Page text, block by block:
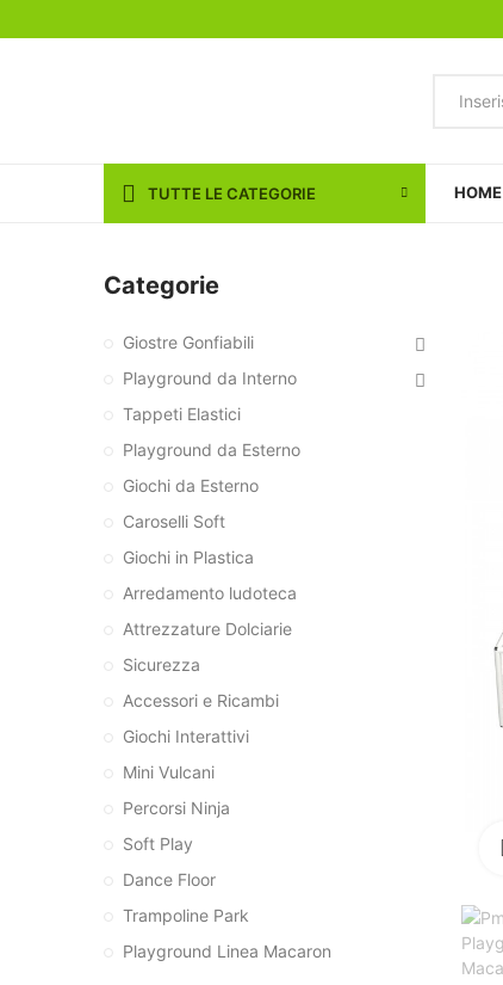
TUTTE LE CATEGORIE HOME
Categorie
Giostre Gonfiabili
Playground da Interno
Tappeti Elastici
Playground da Esterno
Giochi da Esterno
Caroselli Soft
Giochi in Plastica
Arredamento ludoteca
Attrezzature Dolciarie
Sicurezza
Accessori e Ricambi
Giochi Interattivi
Mini Vulcani
Percorsi Ninja
Soft Play
Dance Floor
Trampoline Park
Playground Linea Macaron